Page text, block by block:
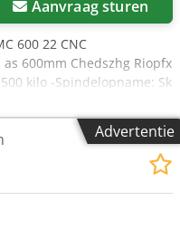
Aanvraag sturen
600 22 CNC
600mm Chedszhg Riopfx
kilo -Spindelopname: Sk
22 -
-Hoogte 2300 mm -
Advertentie